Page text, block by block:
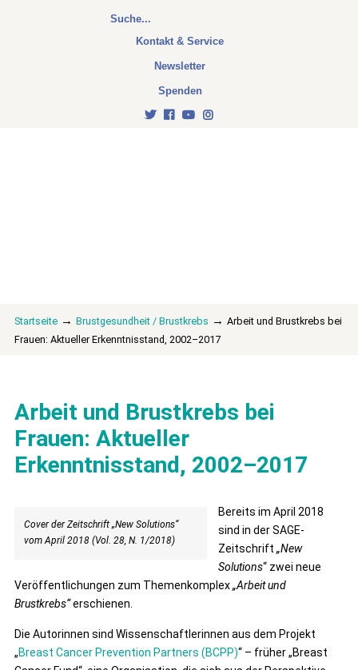
Kontakt & Service
Newsletter
Spenden
Startseite → Brustgesundheit / Brustkrebs → Arbeit und Brustkrebs bei
Frauen: Aktueller Erkenntnisstand, 2002–2017
Arbeit und Brustkrebs bei
Frauen: Aktueller
Erkenntnisstand, 2002–2017
Cover der Zeitschrift „New Solutions“
vom April 2018 (Vol. 28, N. 1/2018)
Bereits im April 2018
sind in der SAGE-
Zeitschrift „New
Solutions“ zwei neue
Veröffentlichungen zum Themenkomplex„Arbeit und
Brustkrebs“erschienen.
Die Autorinnen sind Wissenschaftlerinnen aus dem Projekt
„Breast Cancer Prevention Partners (BCPP)“ – früher „Breast